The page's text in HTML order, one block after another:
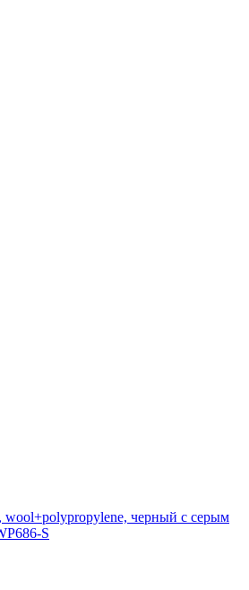
wool+polypropylene, черный с серым
S